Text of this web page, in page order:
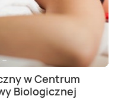
w Centrum
Biologicznej